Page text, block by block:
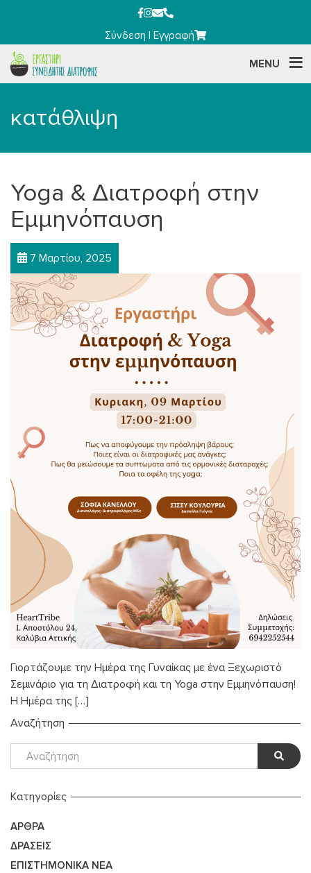
Σύνδεση |Εγγραφή
MENU
κατάθλιψη
Yoga & Διατροφή στην
Εμμηνόπαυση
7 Μαρτίου, 2025
Γιορτάζουμε την Ημέρα της Γυναίκας με ένα Ξεχωριστό
Σεμινάριο για τη Διατροφή και τη Yoga στην Εμμηνόπαυση!
Η Ημέρα της […]
Αναζήτηση
Kατηγορίες
ΆΡΘΡΑ
ΔΡΆΣΕΙΣ
ΕΠΙΣΤΗΜΟΝΙΚΆ ΝΈΑ